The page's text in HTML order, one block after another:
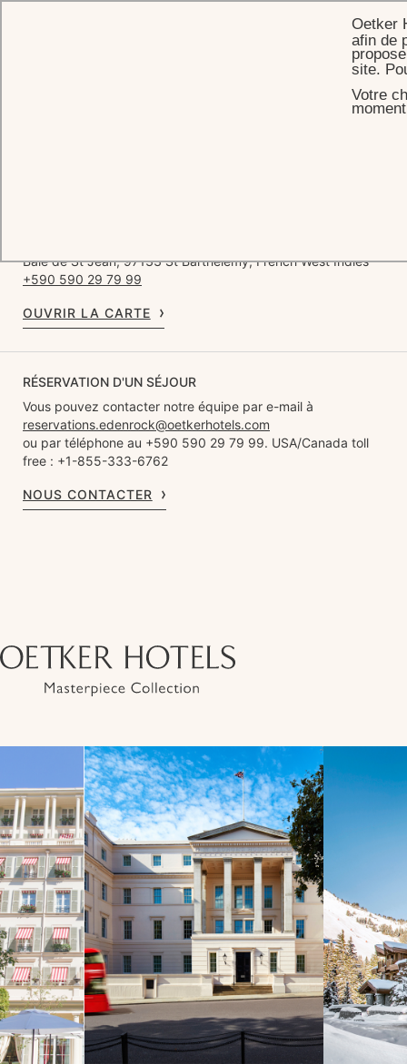
Baie de St Jean, 97133 St Barthélemy, French West Indies
+590 590 29 79 99
OUVRIR LA CARTE
RÉSERVATION D'UN SÉJOUR
Vous pouvez contacter notre équipe par e-mail à
reservations.edenrock@oetkerhotels.com
ou par téléphone au +590 590 29 79 99. USA/Canada toll
free : +1-855-333-6762
NOUS CONTACTER
Oetker
afin de
site.
Votre